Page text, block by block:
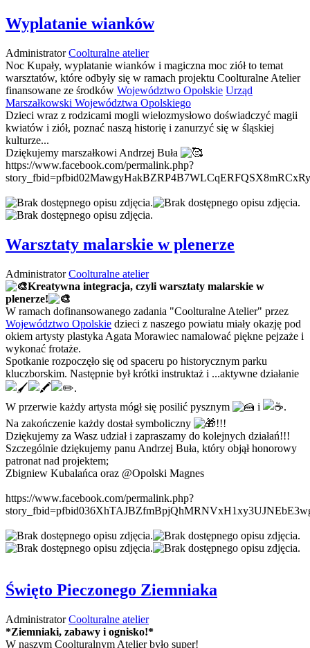
Wyplatanie wianków
Administrator Coolturalne atelier
Noc Kupały, wyplatanie wianków i magiczna moc ziół to temat
warsztatów, które odbyły się w ramach projektu Coolturalne Atelier
finansowane ze środków Województwo Opolskie Urząd
Marszałkowski Województwa Opolskiego
Dzieci wraz z rodzicami mogli wielozmysłowo doświadczyć magii
kwiatów i ziół, poznać naszą historię i zanurzyć się w śląskiej
kulturze...
Dziękujemy marszałkowi Andrzej Buła
https://www.facebook.com/permalink.php?
Warsztaty malarskie w plenerze
Administrator Coolturalne atelier
Kreatywna integracja, czyli warsztaty malarskie w
plenerze!
W ramach dofinansowanego zadania "Coolturalne Atelier" przez
Województwo Opolskie dzieci z naszego powiatu miały okazję pod
okiem artysty plastyka Agata Morawiec namalować piękne pejzaże i
wykonać frotaże.
Spotkanie rozpoczęło się od spaceru po historycznym parku
kluczborskim. Następnie był krótki instruktaż i ...aktywne działanie
.
W przerwie każdy artysta mógł się posilić pysznym
i
.
Na zakończenie każdy dostał symboliczny
!!!
Dziękujemy za Wasz udział i zapraszamy do kolejnych działań!!!
Szczególnie dziękujemy panu Andrzej Buła, który objął honorowy
patronat nad projektem;
Zbigniew Kubalańca oraz @Opolski Magnes
https://www.facebook.com/permalink.php?
Święto Pieczonego Ziemniaka
Administrator Coolturalne atelier
*Ziemniaki, zabawy i ognisko!*
W naszym Coolturalnym Atelier było super!